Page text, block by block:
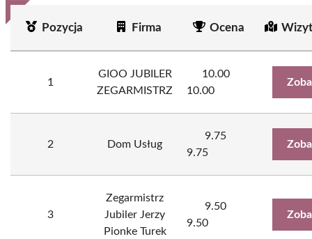
Pozycja Firma Ocena
1
GIOO JUBILER
ZEGARMISTRZ
10.00
10.00
2 Dom Usług
9.75
9.75
3
Zegarmistrz
Jubiler Jerzy
Pionke Turek
9.50
9.50